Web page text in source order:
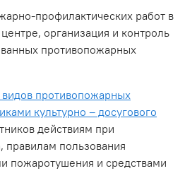
профилактических работ в
организация и контроль
противопожарных
противопожарных
культурно – досугового
действиям при
правилам пользования
пожаротушения и средствами